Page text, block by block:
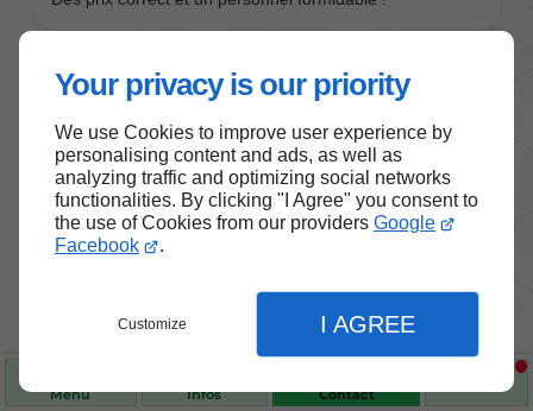
Your privacy is our priority
We use Cookies to improve user experience by
personalising content and ads, as well as
analyzing traffic and optimizing social networks
functionalities. By clicking "I Agree" you consent to
the use of Cookies from our providers Google
Facebook
.
Customize I AGREE
Menu Infos Contact
Nos produits de santé et de